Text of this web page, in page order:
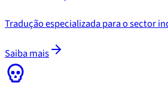
Tradução especializada para o sector
Saiba mais